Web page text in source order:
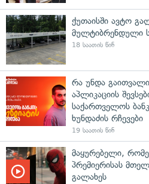
ქუთაისში ავტო
მულტიბრენდული
18 საათის წინ
რა უნდა
აპლიკაციის
საქართველოს
ხუნდაძის რჩევები
19 საათის წინ
მაყურებელი,
პრემიერისას
გალახეს